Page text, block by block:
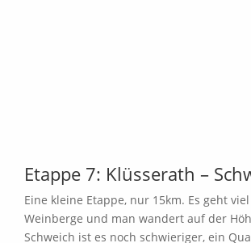
Etappe 7: Klüsserath –
Eine kleine Etappe, nur 15km. Es geht
Weinberge und man wandert auf der
Schweich ist es noch schwieriger, ein